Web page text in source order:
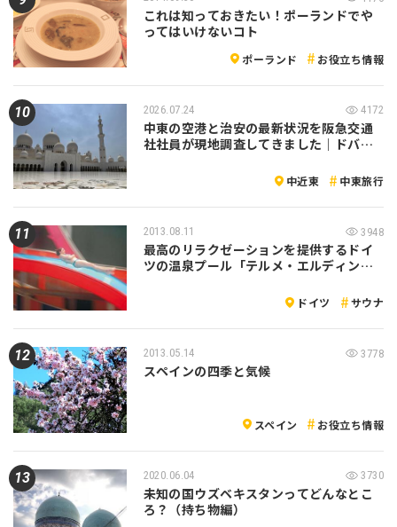
これは知っておきたい！ポーランドでや
ってはいけないコト
ポーランド お役立ち情報
2026.07.24 4172
中東の空港と治安の最新状況を阪急交通
社社員が現地調査してきました｜ドバ…
中近東 中東旅行
2013.08.11 3948
最高のリラクゼーションを提供するドイ
ツの温泉プール「テルメ・エルディン…
ドイツ サウナ
2013.05.14 3778
スペインの四季と気候
スペイン お役立ち情報
2020.06.04 3730
未知の国ウズベキスタンってどんなとこ
ろ？（持ち物編）